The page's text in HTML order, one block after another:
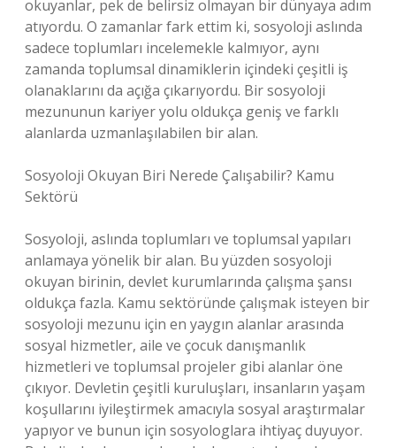
okuyanlar, pek de belirsiz olmayan bir dünyaya adım
atıyordu. O zamanlar fark ettim ki, sosyoloji aslında
sadece toplumları incelemekle kalmıyor, aynı
zamanda toplumsal dinamiklerin içindeki çeşitli iş
olanaklarını da açığa çıkarıyordu. Bir sosyoloji
mezununun kariyer yolu oldukça geniş ve farklı
alanlarda uzmanlaşılabilen bir alan.
Sosyoloji Okuyan Biri Nerede Çalışabilir? Kamu
Sektörü
Sosyoloji, aslında toplumları ve toplumsal yapıları
anlamaya yönelik bir alan. Bu yüzden sosyoloji
okuyan birinin, devlet kurumlarında çalışma şansı
oldukça fazla. Kamu sektöründe çalışmak isteyen bir
sosyoloji mezunu için en yaygın alanlar arasında
sosyal hizmetler, aile ve çocuk danışmanlık
hizmetleri ve toplumsal projeler gibi alanlar öne
çıkıyor. Devletin çeşitli kuruluşları, insanların yaşam
koşullarını iyileştirmek amacıyla sosyal araştırmalar
yapıyor ve bunun için sosyologlara ihtiyaç duyuyor.